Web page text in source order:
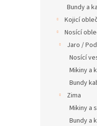
Bundy a
Kojicí
Nosící
Jaro /
Nosící
Mikiny a
Bundy
Zima
Mikiny a
Bundy a